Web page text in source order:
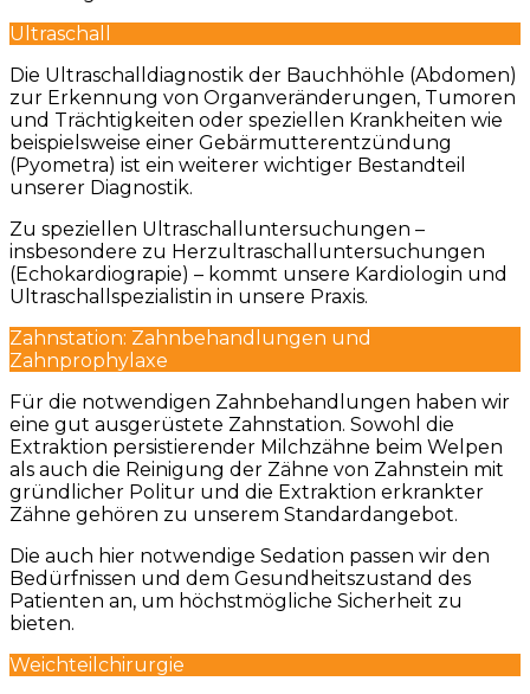
Ultraschall
Die Ultraschalldiagnostik der Bauchhöhle (Abdomen)
zur Erkennung von Organveränderungen, Tumoren
und Trächtigkeiten oder speziellen Krankheiten wie
beispielsweise einer Gebärmutterentzündung
(Pyometra) ist ein weiterer wichtiger Bestandteil
unserer Diagnostik.
Zu speziellen Ultraschalluntersuchungen –
insbesondere zu Herzultraschalluntersuchungen
(Echokardiograpie) – kommt unsere Kardiologin und
Ultraschallspezialistin in unsere Praxis.
Zahnstation: Zahnbehandlungen und
Zahnprophylaxe
Für die notwendigen Zahnbehandlungen haben wir
eine gut ausgerüstete Zahnstation. Sowohl die
Extraktion persistierender Milchzähne beim Welpen
als auch die Reinigung der Zähne von Zahnstein mit
gründlicher Politur und die Extraktion erkrankter
Zähne gehören zu unserem Standardangebot.
Die auch hier notwendige Sedation passen wir den
Bedürfnissen und dem Gesundheitszustand des
Patienten an, um höchstmögliche Sicherheit zu
bieten.
Weichteilchirurgie